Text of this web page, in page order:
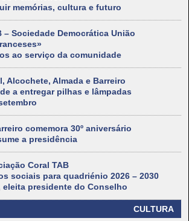
memórias, cultura e futuro
– Sociedade Democrática União
ao serviço da comunidade
Alcochete, Almada e Barreiro
a entregar pilhas e lâmpadas
comemora 30º aniversário
a presidência
Coral TAB
sociais para quadriénio 2026 – 2030
eleita presidente do Conselho
CULTURA